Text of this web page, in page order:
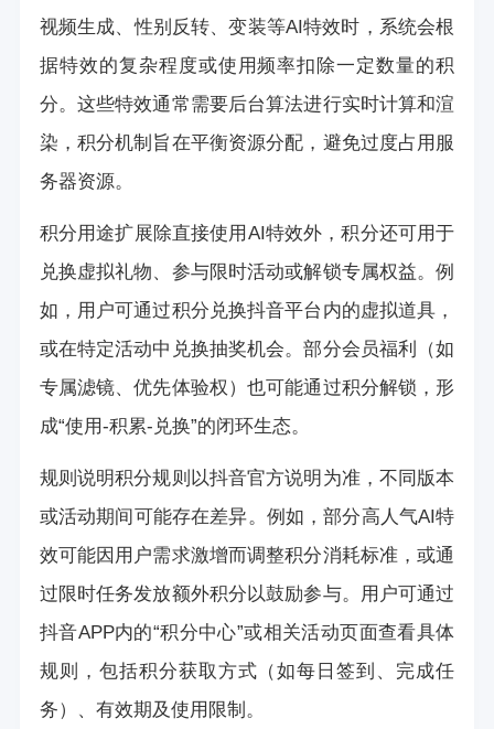
视频生成、性别反转、变装等AI特效时，系统会根
据特效的复杂程度或使用频率扣除一定数量的积
分。这些特效通常需要后台算法进行实时计算和渲
染，积分机制旨在平衡资源分配，避免过度占用服
务器资源。
积分用途扩展除直接使用AI特效外，积分还可用于
兑换虚拟礼物、参与限时活动或解锁专属权益。例
如，用户可通过积分兑换抖音平台内的虚拟道具，
或在特定活动中兑换抽奖机会。部分会员福利（如
专属滤镜、优先体验权）也可能通过积分解锁，形
成“使用-积累-兑换”的闭环生态。
规则说明积分规则以抖音官方说明为准，不同版本
或活动期间可能存在差异。例如，部分高人气AI特
效可能因用户需求激增而调整积分消耗标准，或通
过限时任务发放额外积分以鼓励参与。用户可通过
抖音APP内的“积分中心”或相关活动页面查看具体
规则，包括积分获取方式（如每日签到、完成任
务）、有效期及使用限制。